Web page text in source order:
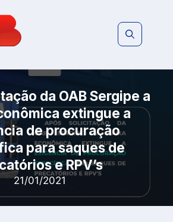
da OAB Sergipe a
extingue a
de procuração
para saques de
e RPV’s
21/01/2021